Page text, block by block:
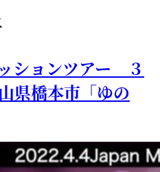
ションツアー ３
県橋本市「ゆの